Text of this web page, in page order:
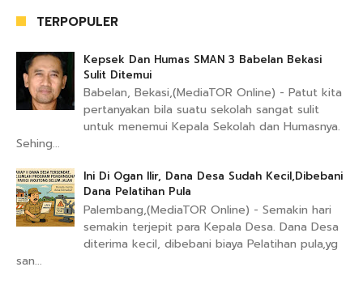
TERPOPULER
Kepsek Dan Humas SMAN 3 Babelan Bekasi
Sulit Ditemui
Babelan, Bekasi,(MediaTOR Online) - Patut kita
pertanyakan bila suatu sekolah sangat sulit
untuk menemui Kepala Sekolah dan Humasnya.
Sehing...
Ini Di Ogan Ilir, Dana Desa Sudah Kecil,Dibebani
Dana Pelatihan Pula
Palembang,(MediaTOR Online) - Semakin hari
semakin terjepit para Kepala Desa. Dana Desa
diterima kecil, dibebani biaya Pelatihan pula,yg
san...